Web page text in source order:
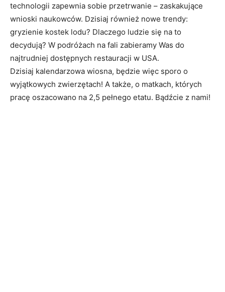
technologii zapewnia sobie przetrwanie – zaskakujące
wnioski naukowców. Dzisiaj również nowe trendy:
gryzienie kostek lodu? Dlaczego ludzie się na to
decydują? W podróżach na fali zabieramy Was do
najtrudniej dostępnych restauracji w USA.
Dzisiaj kalendarzowa wiosna, będzie więc sporo o
wyjątkowych zwierzętach! A także, o matkach, których
pracę oszacowano na 2,5 pełnego etatu. Bądźcie z nami!